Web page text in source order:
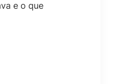
e o que